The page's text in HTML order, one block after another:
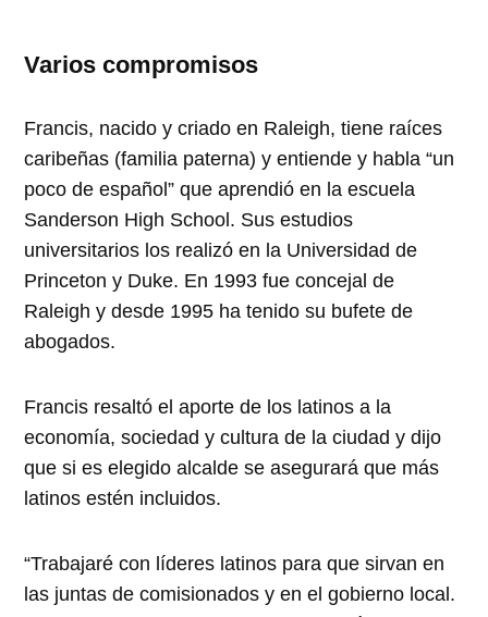
Varios compromisos
Francis, nacido y criado en Raleigh, tiene raíces
caribeñas (familia paterna) y entiende y habla “un
poco de español” que aprendió en la escuela
Sanderson High School. Sus estudios
universitarios los realizó en la Universidad de
Princeton y Duke. En 1993 fue concejal de
Raleigh y desde 1995 ha tenido su bufete de
abogados.
Francis resaltó el aporte de los latinos a la
economía, sociedad y cultura de la ciudad y dijo
que si es elegido alcalde se asegurará que más
latinos estén incluidos.
“Trabajaré con líderes latinos para que sirvan en
las juntas de comisionados y en el gobierno local.